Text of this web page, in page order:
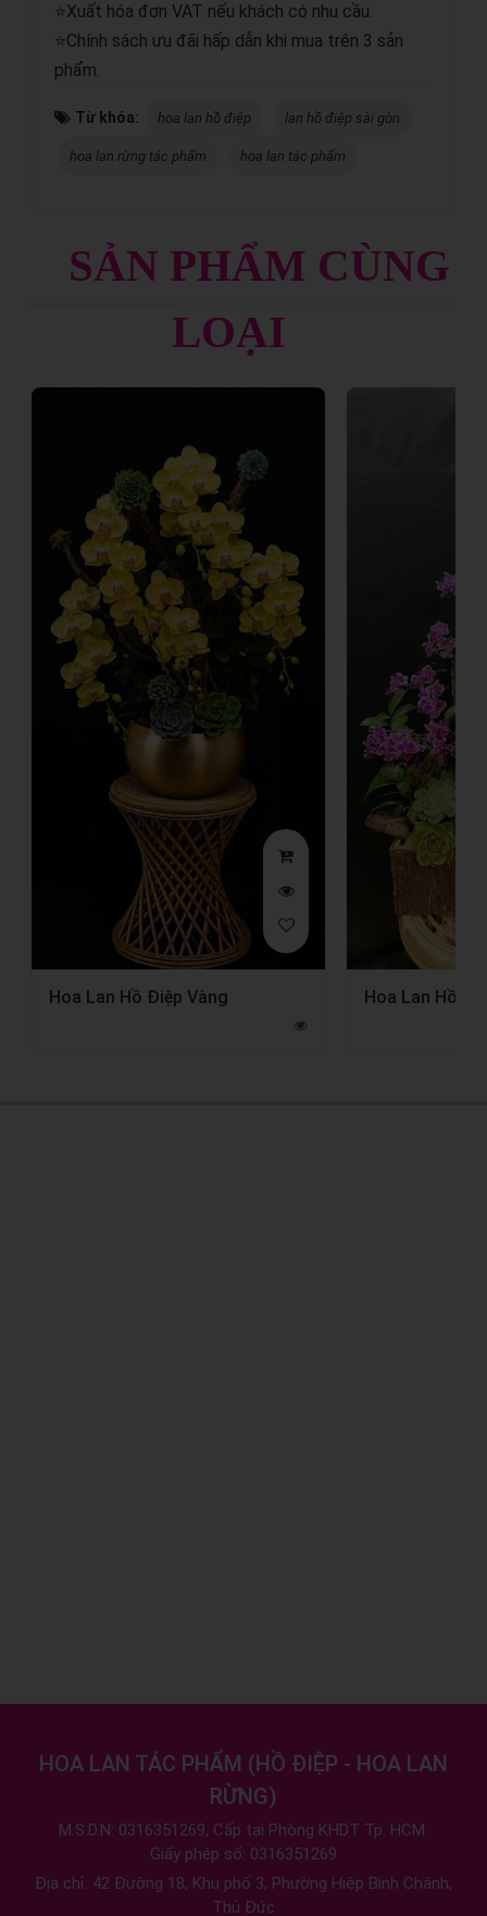
⭐Xuất hóa đơn VAT nếu khách có nhu cầu.
⭐Chính sách ưu đãi hấp dẫn khi mua trên 3 sản
phẩm.
Từ khóa: hoa lan hồ điệp lan hồ điệp sài gòn
hoa lan rừng tác phẩm hoa lan tác phẩm
SẢN PHẨM CÙNG
LOẠI
Hoa Lan Hồ Điệp Vàng Hoa Lan Hồ
HOA LAN TÁC PHẨM (HỒ ĐIỆP - HOA LAN
RỪNG)
M.S.D.N: 0316351269, Cấp tại Phòng KHDT Tp. HCM.
Giấy phép số: 0316351269
Địa chỉ: 42 Đường 18, Khu phố 3, Phường Hiệp Bình Chánh,
Thủ Đức